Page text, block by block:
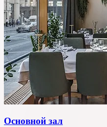
Основной зал